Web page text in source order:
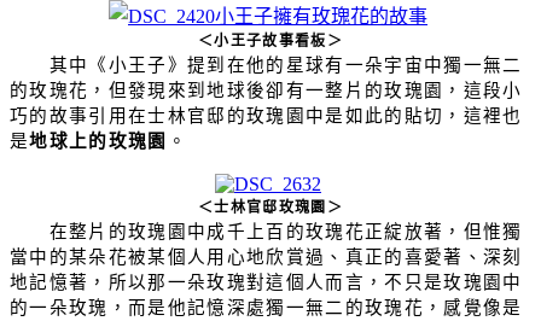
＜小王子故事看板＞
其中《小王子》提到在他的星球有一朵宇宙中獨一無二
的玫瑰花，但發現來到地球後卻有一整片的玫瑰園，這段小
巧的故事引用在士林官邸的玫瑰園中是如此的貼切，這裡也
是地球上的玫瑰園 。
＜士林官邸玫瑰園＞
在整片的玫瑰園中成千上百的玫瑰花正綻放著，但惟獨
當中的某朵花被某個人用心地欣賞過、真正的喜愛著、深刻
地記憶著，所以那一朵玫瑰對這個人而言，不只是玫瑰園中
的一朵玫瑰，而是他記憶深處獨一無二的玫瑰花，感覺像是